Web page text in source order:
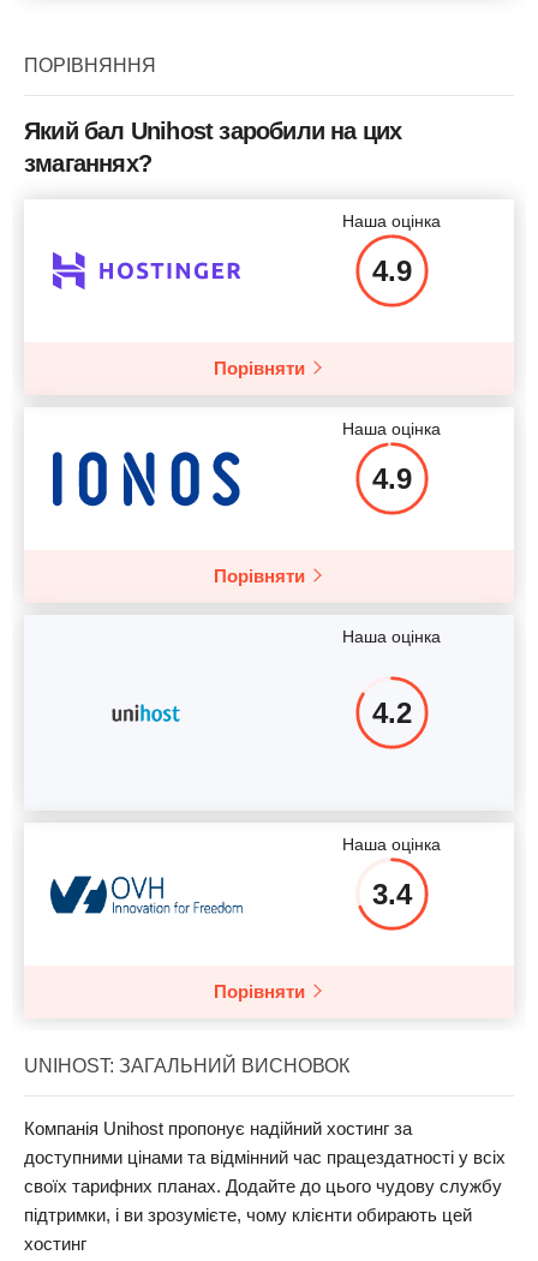
ПОРІВНЯННЯ
Який бал Unihost заробили на цих
змаганнях?
Наша оцінка
4.9
Порівняти
Наша оцінка
4.9
Порівняти
Наша оцінка
4.2
Наша оцінка
3.4
Порівняти
UNIHOST: ЗАГАЛЬНИЙ ВИСНОВОК
Компанія Unihost пропонує надійний хостинг за
доступними цінами та відмінний час працездатності у всіх
своїх тарифних планах. Додайте до цього чудову службу
підтримки, і ви зрозумієте, чому клієнти обирають цей
хостинг